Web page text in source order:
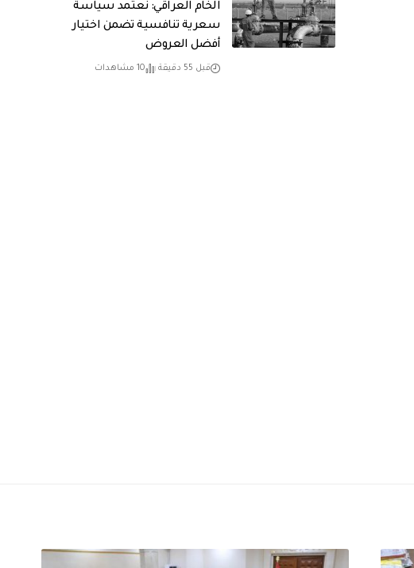
الخام العراقي: نعتمد سياسة
سعرية تنافسية تضمن اختيار
أفضل العروض
قبل 55 دقيقة 10 مشاهدات